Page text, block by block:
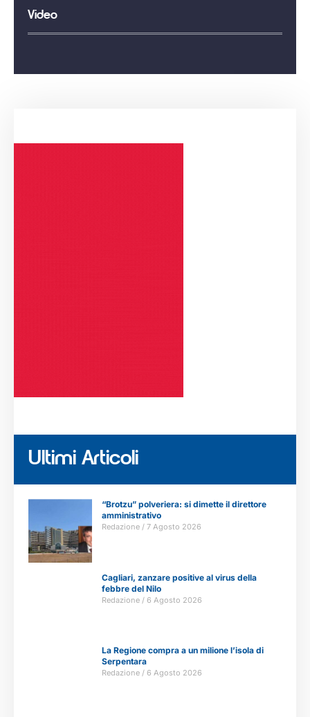
Video
Ultimi Articoli
“Brotzu” polveriera: si dimette il direttore
amministrativo
Redazione 7 Agosto 2026
Cagliari, zanzare positive al virus della
febbre del Nilo
Redazione 6 Agosto 2026
La Regione compra a un milione l’isola di
Serpentara
Redazione 6 Agosto 2026